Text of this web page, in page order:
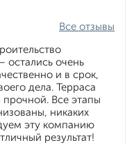
Все отзывы
остались очень
и в срок,
дела. Терраса
Все этапы
никаких
эту компанию
результат!